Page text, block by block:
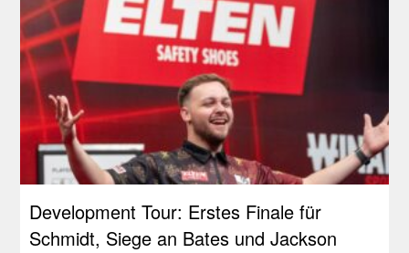
Development Tour: Erstes Finale für
Schmidt, Siege an Bates und Jackson